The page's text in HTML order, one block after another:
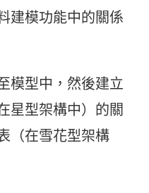
建模功能中的關係
模型中，然後建立
星型架構中）的關
（在雪花型架構